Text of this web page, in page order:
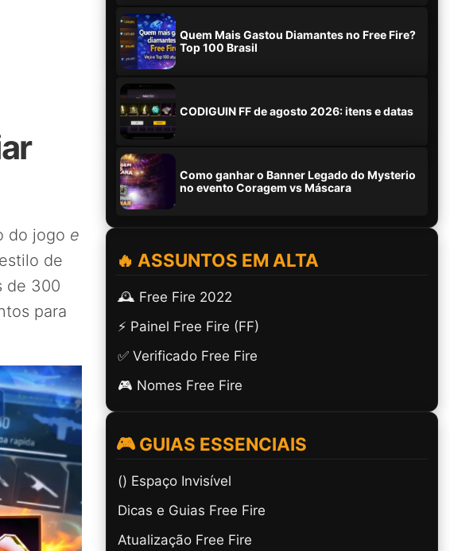
do jogo e
de
de 300
para
Quem Mais Gastou Diamantes no Free Fire?
Top 100 Brasil
CODIGUIN FF de agosto 2026: itens e datas
Como ganhar o Banner Legado do Mysterio
no evento Coragem vs Máscara
🔥 ASSUNTOS EM ALTA
🕰️ Free Fire 2022
⚡ Painel Free Fire (FF)
✅ Verificado Free Fire
🎮 Nomes Free Fire
🎮 GUIAS ESSENCIAIS
(ㅤ) Espaço Invisível
Dicas e Guias Free Fire
Atualização Free Fire